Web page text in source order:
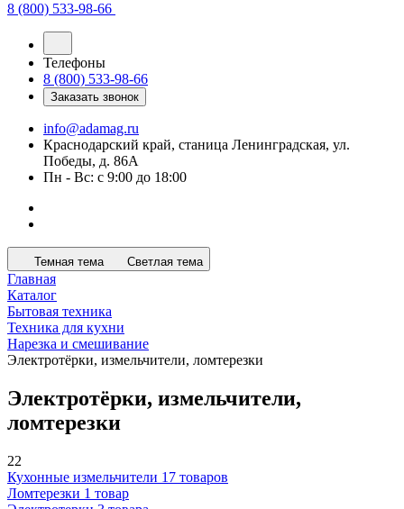
Телефоны
8 (800) 533-98-66
Заказать звонок
info@adamag.ru
Краснодарский край, станица Ленинградская, ул.
Победы, д. 86А
Пн - Вс: с 9:00 до 18:00
Главная
Каталог
Бытовая техника
Техника для кухни
Нарезка и смешивание
Электротёрки, измельчители, ломтерезки
Электротёрки, измельчители,
ломтерезки
Кухонные измельчители
Ломтерезки
Электротерки 3 товара
Все фильтры